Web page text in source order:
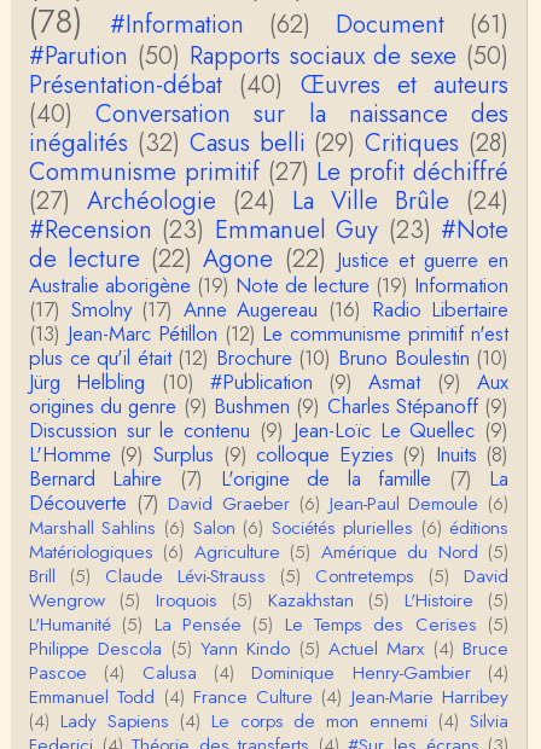
fier. Il mène à la thèse de Jean-Claude Favin…
roland `chaudat
le lien cité par BB ne fonctionne pas ( 6 ans aprè
s), dommage, mais j'ai la même impression que …
Christophe Darmangeat
La plus récente, donc celle en français, la quatrièm
e, publiée chez La Découverte.Bonne lecture !
Anonymous
Actuellement c'est quelle édition qui est la plus à jo
ur? La dernière edition française ou celle…
roland chaudat
le sous-titre de l’article de la Lutte de Classes “No
n, l’oppression des femmes n’a pas toujours exi…
roland chaudat
Votre gourmandise sera probablement récompens
ée parce que Snow apporte "de l'eau à votre m
o…
Christophe Darmangeat
...Et merci à vous pour Snow – qui m'a l'air d'être
davantage une histoire qu'une et…
roland chaudat
Tout à fait d'accord avec vous et quant à Leacock j
e n'ai lu qu'un de ses ouvrages et il…
(78)
#Information (62) Document
(61)
#Parution (50) Rapports sociaux de sexe (50)
Présentation-débat (40) Œuvres et auteurs
(40)
Conversation sur la naissance des
inégalités (32) Casus belli (29) Critiques (28)
Communisme primitif (27) Le profit déchiffré
(27) Archéologie (24) La Ville Brûle (24)
#Recension (23) Emmanuel Guy (23) #Note
de lecture (22) Agone (22) Justice et guerre en
Australie aborigène (19) Note de lecture (19) Information
(17) Smolny (17) Anne Augereau (16) Radio Libertaire
(13) Jean-Marc Pétillon (12) Le communisme primitif n'est
plus ce qu'il était (12) Brochure (10) Bruno Boulestin (10)
Jürg Helbling
(10) #Publication (9) Asmat (9)
Aux
origines du genre (9) Bushmen (9) Charles Stépanoff (9)
Discussion sur le contenu (9) Jean-Loïc Le Quellec (9)
L'Homme (9) Surplus (9) colloque Eyzies (9) Inuits (8)
Bernard Lahire
(7) L'origine de la famille (7)
La
Découverte (7) David Graeber (6) Jean-Paul Demoule (6)
Marshall Sahlins (6) Salon (6) Sociétés plurielles (6) éditions
Matériologiques (6) Agriculture (5) Amérique du Nord (5)
Brill
(5) Claude Lévi-Strauss (5) Contretemps (5)
David
Wengrow (5) Iroquois (5) Kazakhstan (5) L'Histoire
(5)
L'Humanité (5) La Pensée (5) Le Temps des Cerises (5)
Philippe Descola (5) Yann Kindo (5) Actuel Marx (4) Bruce
Pascoe
(4) Calusa (4) Dominique Henry-Gambier
(4)
Emmanuel Todd (4) France Culture (4) Jean-Marie Harribey
(4) Lady Sapiens (4) Le corps de mon ennemi (4) Silvia